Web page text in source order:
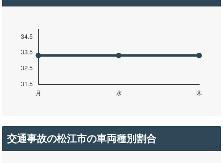
交通事故の松江市の車両種別割合